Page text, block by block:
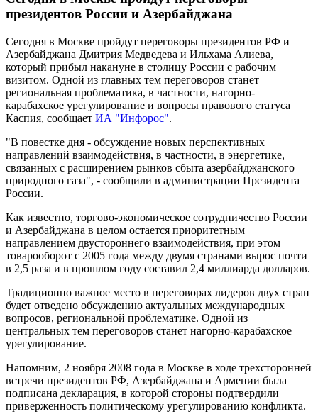
президентов России и Азербайджана
Сегодня в Москве пройдут переговоры президентов РФ и
Азербайджана Дмитрия Медведева и Ильхама Алиева,
который прибыл накануне в столицу России с рабочим
визитом. Одной из главных тем переговоров станет
региональная проблематика, в частности, нагорно-
карабахское урегулирование и вопросы правового статуса
Каспия, сообщает ИА "Инфорос".
"В повестке дня - обсуждение новых перспективных
направлений взаимодействия, в частности, в энергетике,
связанных с расширением рынков сбыта азербайджанского
природного газа", - сообщили в администрации Президента
России.
Как известно, торгово-экономическое сотрудничество России
и Азербайджана в целом остается приоритетным
направлением двустороннего взаимодействия, при этом
товарооборот с 2005 года между двумя странами вырос почти
в 2,5 раза и в прошлом году составил 2,4 миллиарда долларов.
Традиционно важное место в переговорах лидеров двух стран
будет отведено обсуждению актуальных международных
вопросов, региональной проблематике. Одной из
центральных тем переговоров станет нагорно-карабахское
урегулирование.
Напомним, 2 ноября 2008 года в Москве в ходе трехсторонней
встречи президентов РФ, Азербайджана и Армении была
подписана декларация, в которой стороны подтвердили
приверженность политическому урегулированию конфликта.